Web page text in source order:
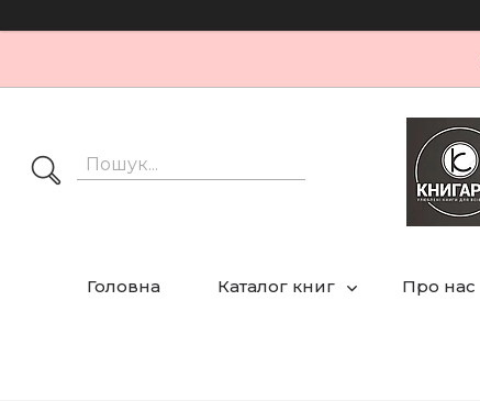
Головна Каталог книг Про нас